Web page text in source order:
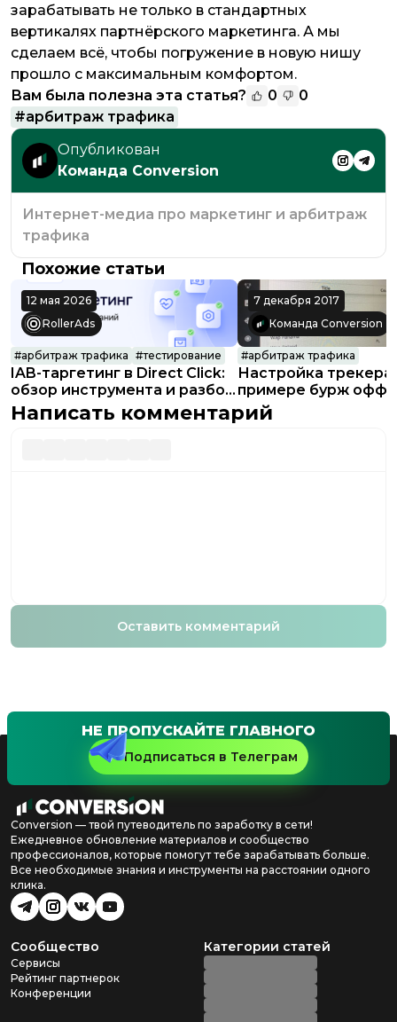
зарабатывать не только в стандартных
вертикалях партнёрского маркетинга. А мы
сделаем всё, чтобы погружение в новую нишу
прошло с максимальным комфортом.
Вам была полезна эта статья?
0
0
#арбитраж трафика
Опубликован
Команда Conversion
Интернет-медиа про маркетинг и арбитраж
трафика
Похожие статьи
12 мая 2026
RollerAds
#арбитраж трафика #тестирование
IAB-таргетинг в Direct Click:
обзор инструмента и разбор
кейса
7 декабря 2017
Команда Conversion
#арбитраж трафика
Настройка трекера
примере бурж
Написать комментарий
Оставить комментарий
НЕ ПРОПУСКАЙТЕ ГЛАВНОГО
Подписаться в Телеграм
Conversion — твой путеводитель по заработку в сети!
Ежедневное обновление материалов и сообщество
профессионалов, которые помогут тебе зарабатывать больше.
Все необходимые знания и инструменты на расстоянии одного
клика.
Сообщество
Сервисы
Рейтинг партнерок
Конференции
Категории статей